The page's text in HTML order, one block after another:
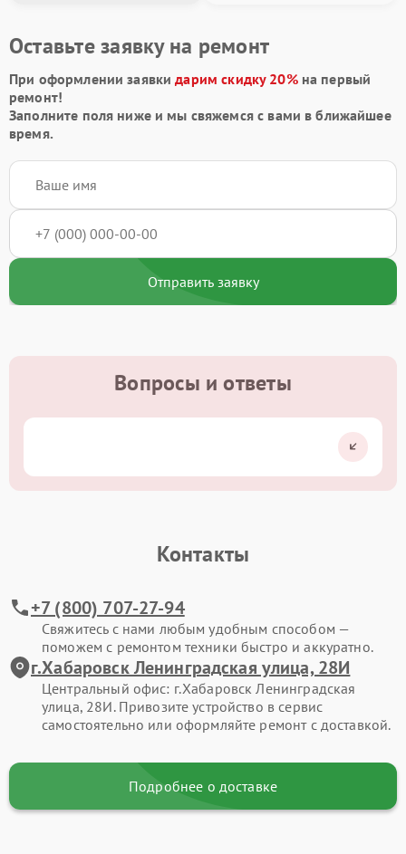
Оставьте заявку на ремонт
При оформлении заявкидарим скидку 20%на первый
ремонт!
Заполните поля ниже и мы свяжемся с вами в ближайшее
время.
Отправить заявку
Вопросы и ответы
Контакты
+7 (800) 707-27-94
Свяжитесь с нами любым удобным способом —
поможем с ремонтом техники быстро и аккуратно.
г.Хабаровск Ленинградская улица, 28И
Центральный офис: г.Хабаровск Ленинградская
улица, 28И. Привозите устройство в сервис
самостоятельно или оформляйте ремонт с доставкой.
Подробнее о доставке